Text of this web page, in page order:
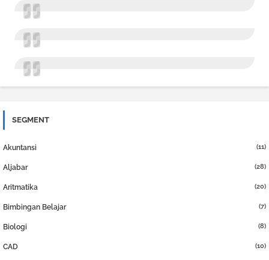
SEGMENT
Akuntansi (11)
Aljabar (28)
Aritmatika (20)
Bimbingan Belajar (7)
Biologi (8)
CAD (10)